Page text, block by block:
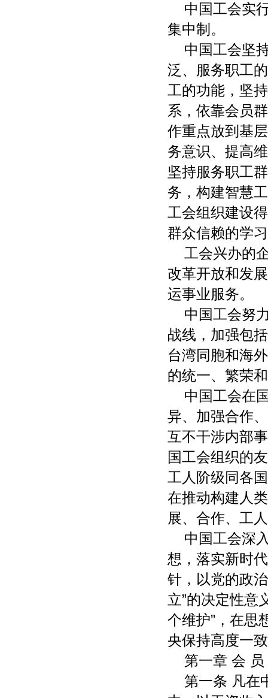
中国工会实
集中制。
中国工会坚
泛、服务职工
工的功能，坚
系，依靠会员
作重点放到基
务意识、提高
坚持服务职工
务，构建智慧
工会组织建设
群众信赖的学
工会兴办的
改革开放和发
运事业服务。
中国工会努
战线，加强包
台湾同胞和海
的统一、繁荣
中国工会在
异、加强合作
互不干涉内部
国工会组织的
工人阶级同各
在推动构建人
展、合作、工
中国工会深
想，落实新时
针，以党的政
立”的决定性意
个维护”，在思
央保持高度一
第一章 会 员
第一条 凡在